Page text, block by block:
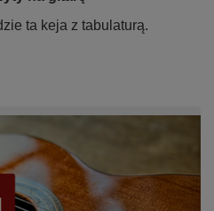
ta keja z tabulaturą.